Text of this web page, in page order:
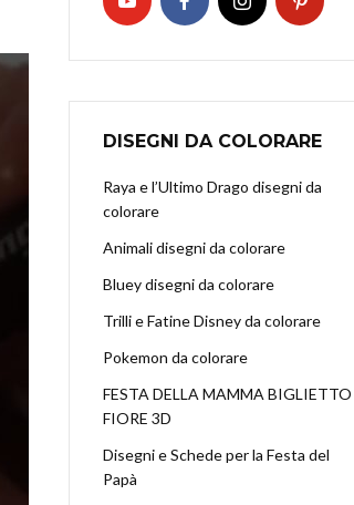
DISEGNI DA COLORARE
Raya e l’Ultimo Drago disegni da
colorare
Animali disegni da colorare
Bluey disegni da colorare
Trilli e Fatine Disney da colorare
Pokemon da colorare
FESTA DELLA MAMMA BIGLIETTO
FIORE 3D
Disegni e Schede per la Festa del
Papà